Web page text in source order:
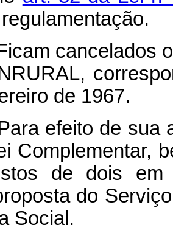
cancelados
de 1967.
efeito de sua
Complementar,
de dois
do
Social.